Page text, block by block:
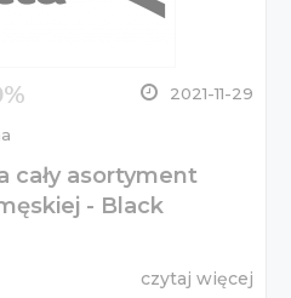
2021-11-29
cały asortyment
- Black
czytaj więcej